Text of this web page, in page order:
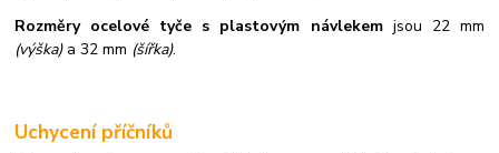
Rozměry ocelové tyče s plastovým návlekemjsou 22 mm
(výška)a 32 mm (šířka).
Uchycení příčníků